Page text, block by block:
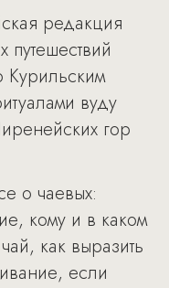
редакция
путешествий
Курильским
вуду
гор
о чаевых:
кому и в каком
как выразить
если